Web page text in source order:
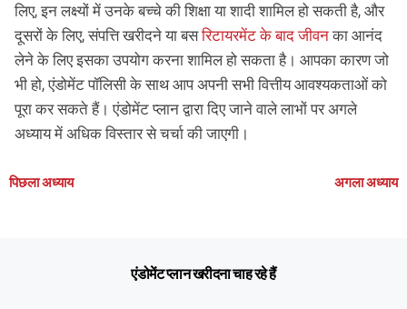
लिए, इन लक्ष्यों में उनके बच्चे की शिक्षा या शादी शामिल हो सकती है, और
दूसरों के लिए, संपत्ति खरीदने या बसरिटायरमेंट के बाद जीवनका आनंद
लेने के लिए इसका उपयोग करना शामिल हो सकता है। आपका कारण जो
भी हो, एंडोमेंट पॉलिसी के साथ आप अपनी सभी वित्तीय आवश्यकताओं को
पूरा कर सकते हैं। एंडोमेंट प्लान द्वारा दिए जाने वाले लाभों पर अगले
अध्याय में अधिक विस्तार से चर्चा की जाएगी।
पिछला अध्याय अगला अध्याय
एंडोमेंट प्लान खरीदना चाह रहे हैं
प्रीमियम भुगतान मोड में उपलब्ध है। ADV/2/24-25/2901